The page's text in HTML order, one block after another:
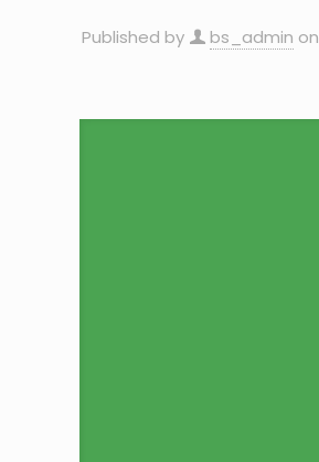
Published by bs_admin on